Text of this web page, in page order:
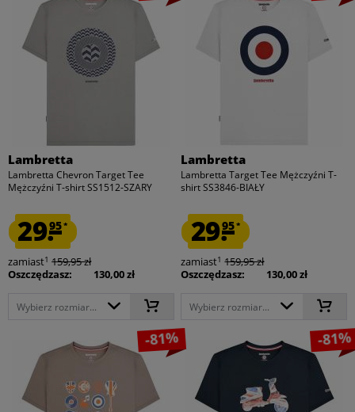
Lambretta
Lambretta Chevron Target Tee
Mężczyźni T-shirt SS1512-SZARY
29.95*
zamiast1 159,95 zł
Oszczędzasz:
130,00 zł
Wybierz rozmiar...
Lambretta
Lambretta Target Tee Mężczyźni T-
shirt SS3846-BIAŁY
29.95*
zamiast1 159,95 zł
Oszczędzasz:
130,00 zł
Wybierz rozmiar...
-81% -81%